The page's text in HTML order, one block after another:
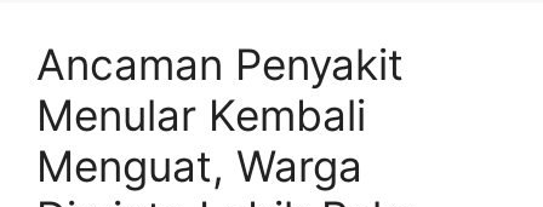
Ancaman Penyakit
Menular Kembali
Menguat, Warga